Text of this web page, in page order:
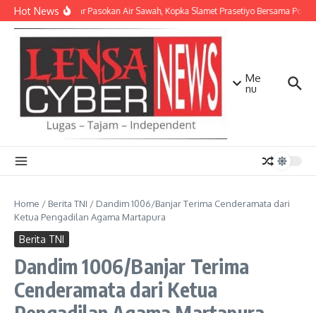
Lewati ke konten
Hot NewsPerlancar Pasokan Air Sawah, Kopka Slamet Prasetiyo Bersama
Me
nu
Home / Berita TNI / Dandim 1006/Banjar Terima Cenderamata dari
Ketua Pengadilan Agama Martapura
Berita TNI
Dandim 1006/Banjar Terima
Cenderamata dari Ketua